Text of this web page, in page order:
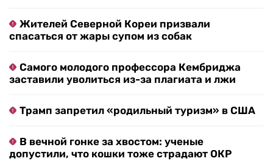
Жителей Северной Кореи призвали
спасаться от жары супом из собак
Самого молодого профессора Кембриджа
заставили уволиться из-за плагиата и лжи
Трамп запретил «родильный туризм» в США
В вечной гонке за хвостом: ученые
допустили, что кошки тоже страдают ОКР